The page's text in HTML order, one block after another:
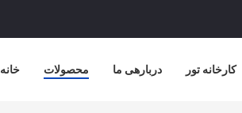
خانه محصولات دربارهی ما کارخانه تور